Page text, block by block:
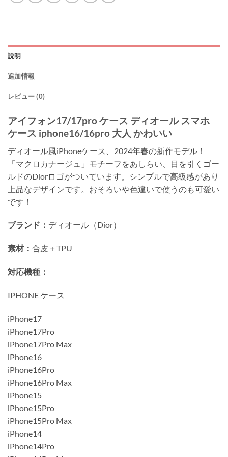
説明
追加情報
レビュー (0)
アイフォン17/17pro ケース ディオール スマホ
ケース iphone16/16pro 大人 かわいい
ディオール風iPhoneケース、2024年春の新作モデル！
「マクロカナージュ」モチーフをあしらい、目を引くゴー
ルドのDiorロゴがついています。シンプルで高級感があり
上品なデザインです。おそろいや色違いで使うのも可愛い
です！
ブランド： ディオール（Dior）
素材： 合皮＋TPU
対応機種：
IPHONE ケース
iPhone17
iPhone17Pro
iPhone17Pro Max
iPhone16
iPhone16Pro
iPhone16Pro Max
iPhone15
iPhone15Pro
iPhone15Pro Max
iPhone14
iPhone14Pro